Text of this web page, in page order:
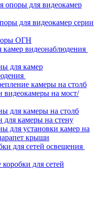
опоры для видеокамер
для видеокамер серии
ОГН
видеонаблюдения
для камер
камеры на столб
видеокамеры на мост/
для камеры на столб
камеры на стену
для установки камер на
крыши
для сетей освещения
для сетей